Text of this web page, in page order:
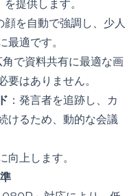
提供します。
顔を自動で強調し、少人
最適です。
角で資料共有に最適な画
要はありません。
：発言者を追跡し、カ
けるため、動的な会議
向上します。